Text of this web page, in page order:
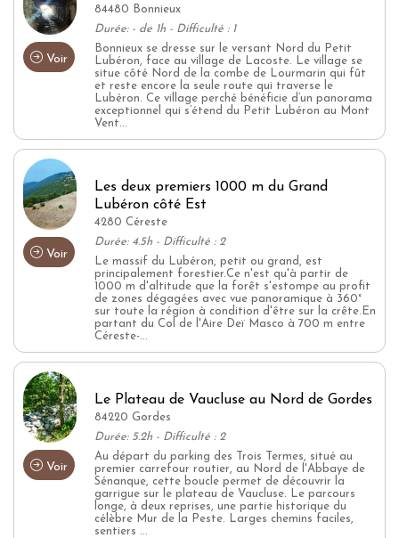
Voir
84480 Bonnieux
Durée: - de 1h - Difficulté : 1
Bonnieux se dresse sur le versant Nord du Petit
Lubéron, face au village de Lacoste. Le village se
situe côté Nord de la combe de Lourmarin qui fût
et reste encore la seule route qui traverse le
Lubéron. Ce village perché bénéficie d’un panorama
exceptionnel qui s’étend du Petit Lubéron au Mont
Vent...
Voir
Les deux premiers 1000 m du Grand
Lubéron côté Est
4280 Céreste
Durée: 4.5h - Difficulté : 2
Le massif du Lubéron, petit ou grand, est
principalement forestier.Ce n'est qu'à partir de
1000 m d'altitude que la forêt s'estompe au profit
de zones dégagées avec vue panoramique à 360°
sur toute la région à condition d'être sur la crête.En
partant du Col de l'Aire Deï Masco à 700 m entre
Céreste-...
Voir
Le Plateau de Vaucluse au Nord de Gordes
84220 Gordes
Durée: 5.2h - Difficulté : 2
Au départ du parking des Trois Termes, situé au
premier carrefour routier, au Nord de l'Abbaye de
Sénanque, cette boucle permet de découvrir la
garrigue sur le plateau de Vaucluse. Le parcours
longe, à deux reprises, une partie historique du
célèbre Mur de la Peste. Larges chemins faciles,
sentiers ...